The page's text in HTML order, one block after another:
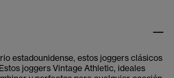
estadounidense, estos joggers clásicos
joggers Vintage Athletic, ideales